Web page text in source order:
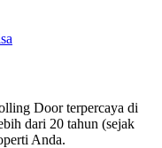
Door terpercaya di
dari 20 tahun (sejak
Anda.